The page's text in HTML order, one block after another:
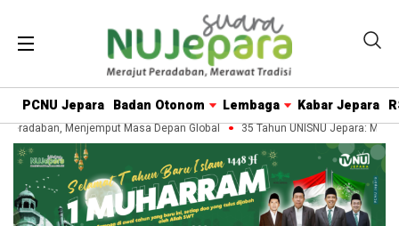
PCNU Jepara Badan Otonom Lembaga Kabar Jepara
Menjemput Masa Depan Global 35 Tahun UNISNU Jepara: